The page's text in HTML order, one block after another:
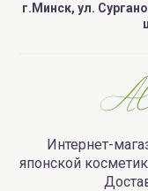
г.Минск, ул.
Интернет-
японской